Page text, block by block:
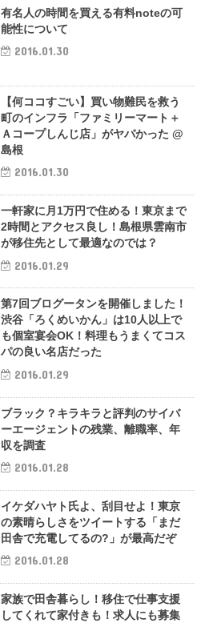
有名人の時間を買える有料noteの可
能性について
2016.01.30
【何ココすごい】買い物難民を救う
町のインフラ「ファミリーマート＋
Ａコープしんじ店」がヤバかった @
島根
2016.01.30
一軒家に月1万円で住める！東京まで
2時間とアクセス良し！島根県雲南市
が移住先として最適なのでは？
2016.01.29
第7回ブログータンを開催しました！
渋谷「ろくめいかん」は10人以上で
も個室宴会OK！料理もうまくてコス
パの良い名店だった
2016.01.29
ブラック？キラキラと評判のサイバ
ーエージェントの残業、離職率、年
収を調査
2016.01.28
イケダハヤト氏よ、刮目せよ！東京
の素晴らしさをツイートする「まだ
田舎で充電してるの?」が最高だぞ
2016.01.28
家族で田舎暮らし！移住で仕事支援
してくれて家付きも！求人にも募集